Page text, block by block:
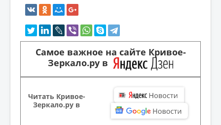
Самое важное на сайте Кривое-
Зеркало.ру в
Читать Кривое-
Зеркало.ру в